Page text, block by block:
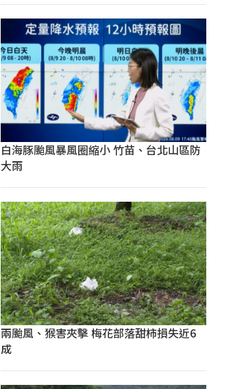
白海豚颱風暴風圈縮小 竹苗、台北山區防
大雨
兩颱風、猴害夾擊 梅花部落甜柿損失近6
成